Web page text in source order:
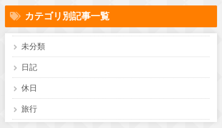
カテゴリ別記事一覧
未分類
日記
休日
旅行